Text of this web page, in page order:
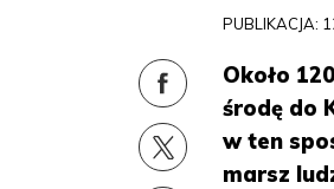
PUBLIKACJA:
Około
środę do
w ten
marsz